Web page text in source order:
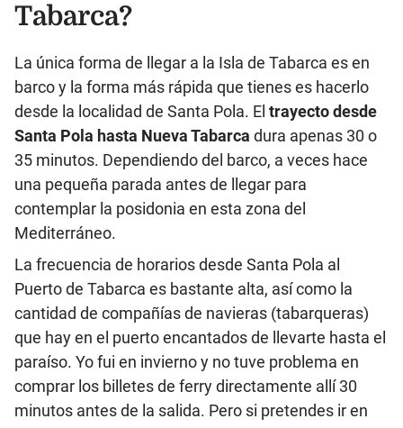
Tabarca?
La única forma de llegar a la Isla de Tabarca es en
barco y la forma más rápida que tienes es hacerlo
desde la localidad de Santa Pola. El trayecto desde
Santa Pola hasta Nueva Tabarca dura apenas 30 o
35 minutos. Dependiendo del barco, a veces hace
una pequeña parada antes de llegar para
contemplar la posidonia en esta zona del
Mediterráneo.
La frecuencia de horarios desde Santa Pola al
Puerto de Tabarca es bastante alta, así como la
cantidad de compañías de navieras (tabarqueras)
que hay en el puerto encantados de llevarte hasta el
paraíso. Yo fui en invierno y no tuve problema en
comprar los billetes de ferry directamente allí 30
minutos antes de la salida. Pero si pretendes ir en